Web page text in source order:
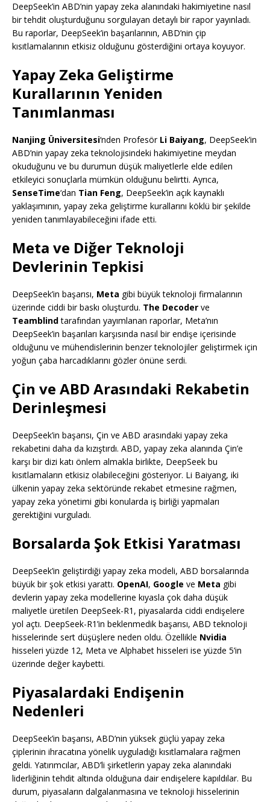
DeepSeek’in ABD’nin yapay zeka alanındaki hakimiyetine nasıl
bir tehdit oluşturduğunu sorgulayan detaylı bir rapor yayınladı.
Bu raporlar, DeepSeek’in başarılarının, ABD’nin çip
kısıtlamalarının etkisiz olduğunu gösterdiğini ortaya koyuyor.
Yapay Zeka Geliştirme
Kurallarının Yeniden
Tanımlanması
Nanjing Üniversitesi‘nden Profesör Li Baiyang, DeepSeek’in
ABD’nin yapay zeka teknolojisindeki hakimiyetine meydan
okuduğunu ve bu durumun düşük maliyetlerle elde edilen
etkileyici sonuçlarla mümkün olduğunu belirtti. Ayrıca,
SenseTime‘dan Tian Feng, DeepSeek’in açık kaynaklı
yaklaşımının, yapay zeka geliştirme kurallarını köklü bir şekilde
yeniden tanımlayabileceğini ifade etti.
Meta ve Diğer Teknoloji
Devlerinin Tepkisi
DeepSeek’in başarısı, Meta gibi büyük teknoloji firmalarının
üzerinde ciddi bir baskı oluşturdu. The Decoder ve
Teamblindtarafından yayımlanan raporlar, Meta’nın
DeepSeek’in başarıları karşısında nasıl bir endişe içerisinde
olduğunu ve mühendislerinin benzer teknolojiler geliştirmek için
yoğun çaba harcadıklarını gözler önüne serdi.
Çin ve ABD Arasındaki Rekabetin
Derinleşmesi
DeepSeek’in başarısı, Çin ve ABD arasındaki yapay zeka
rekabetini daha da kızıştırdı. ABD, yapay zeka alanında Çin’e
karşı bir dizi katı önlem almakla birlikte, DeepSeek bu
kısıtlamaların etkisiz olabileceğini gösteriyor. Li Baiyang, iki
ülkenin yapay zeka sektöründe rekabet etmesine rağmen,
yapay zeka yönetimi gibi konularda iş birliği yapmaları
gerektiğini vurguladı.
Borsalarda Şok Etkisi Yaratması
DeepSeek’in geliştirdiği yapay zeka modeli, ABD borsalarında
büyük bir şok etkisi yarattı. OpenAI, Google ve Meta gibi
devlerin yapay zeka modellerine kıyasla çok daha düşük
maliyetle üretilen DeepSeek-R1, piyasalarda ciddi endişelere
yol açtı. DeepSeek-R1’in beklenmedik başarısı, ABD teknoloji
hisselerinde sert düşüşlere neden oldu. Özellikle Nvidia
hisseleri yüzde 12, Meta ve Alphabet hisseleri ise yüzde 5’in
üzerinde değer kaybetti.
Piyasalardaki Endişenin
Nedenleri
DeepSeek’in başarısı, ABD’nin yüksek güçlü yapay zeka
çiplerinin ihracatına yönelik uyguladığı kısıtlamalara rağmen
geldi. Yatırımcılar, ABD’li şirketlerin yapay zeka alanındaki
liderliğinin tehdit altında olduğuna dair endişelere kapıldılar. Bu
durum, piyasaların dalgalanmasına ve teknoloji hisselerinin